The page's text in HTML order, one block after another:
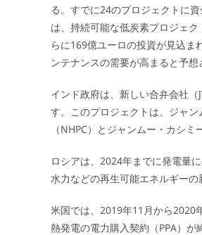
る。すでに24のプロジェクトに
は、持続可能な低炭素プロジェ
らに169億ユーロの投資が見込ま
ンテナンスの需要が高まると予想
インド政府は、新しい合弁会社
す。このプロジェクトは、ジャ
（NHPC）とジャンムー・カシ
ロシアは、2024年までに発電量
水力などの再生可能エネルギー
米国では、2019年11月から2020
熱発電の電力購入契約（PPA）